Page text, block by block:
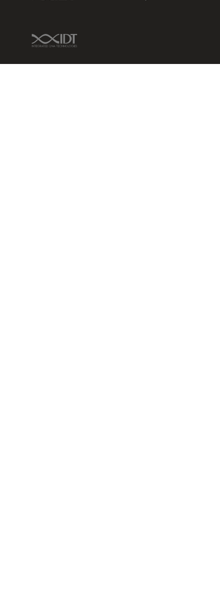
IDT Link